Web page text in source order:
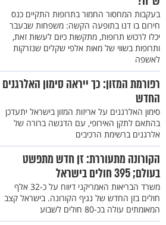
בעקבות המחסור החמור בתרופות התקיים כנס
חירום בו דנו בתופעה הקשה: משפחות שבעבר
יכלו לרכוש תרופות, מתקשות כיום לעשות זאת,
ותרופות בשווי של מאות אלפי שקלים שנזרקות
לאשפה
רפורמת המזון: כך ייראה סימון האלרגנים
החדש
סימון האלרגנים על אריזות המזון בישראל יתעדכן
בהתאם לתקן האירופי, עם הדגשה ברורה של
אלרגנים ברשימת הרכיבים
הקורונה מתעוררת: זן חדש מתפשט
בעולם; 395 חולים בישראל
משרד הבריאות האמריקני דיווח על כ-32 אלף
חולים בזן החדש של נגיף הקורונה. בישראל קצב
המאומתים עולה בכ-80 חולים לשבוע